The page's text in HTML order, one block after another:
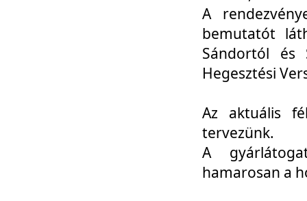
A
bemutatót
Sándortól és
Hegesztési
Az aktuális
tervezünk.
A
hamarosan a